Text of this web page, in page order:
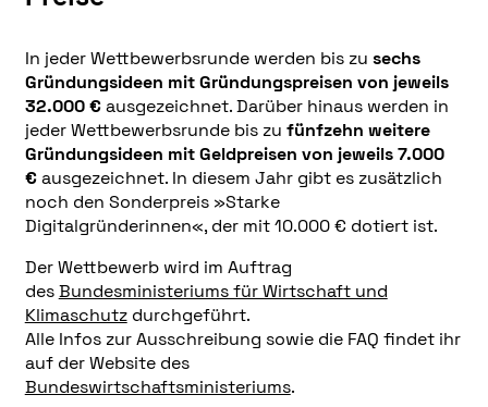
In jeder Wettbewerbsrunde werden bis zu sechs
Gründungsideen mit Gründungspreisen von jeweils
32.000 €ausgezeichnet. Darüber hinaus werden in
jeder Wettbewerbsrunde bis zu fünfzehn weitere
Gründungsideen mit Geldpreisen von jeweils 7.000
€ausgezeichnet. In diesem Jahr gibt es zusätzlich
noch den Sonderpreis »Starke
Digitalgründerinnen«, der mit 10.000 € dotiert ist.
Der Wettbewerb wird im Auftrag
desBundesministeriums für Wirtschaft und
Klimaschutzdurchgeführt.
Alle Infos zur Ausschreibung sowie die FAQ findet ihr
auf der Website des
Bundeswirtschaftsministeriums.